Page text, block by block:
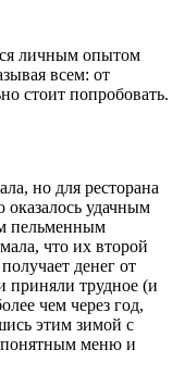
личным опытом
всем: от
стоит попробовать.
но для ресторана
оказалось удачным
пельменным
что их второй
денег от
приняли трудное (и
чем через год,
этим зимой с
понятным меню и